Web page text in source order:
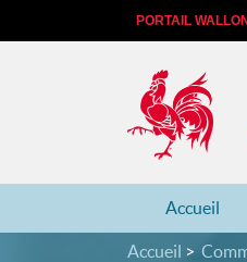
PORTAIL
Accueil
Accueil